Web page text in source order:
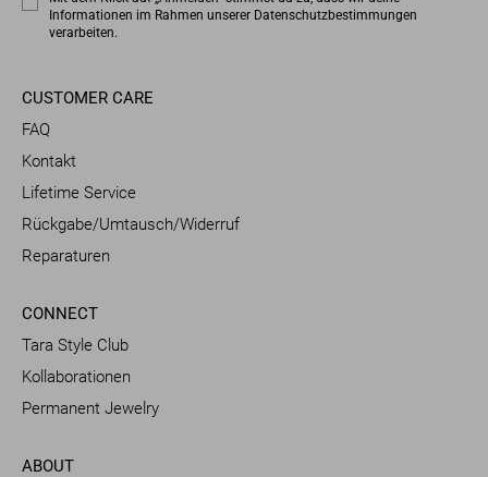
Informationen im Rahmen unserer Datenschutzbestimmungen
verarbeiten.
CUSTOMER CARE
FAQ
Kontakt
Lifetime Service
Rückgabe/Umtausch/Widerruf
Reparaturen
CONNECT
Tara Style Club
Kollaborationen
Permanent Jewelry
ABOUT